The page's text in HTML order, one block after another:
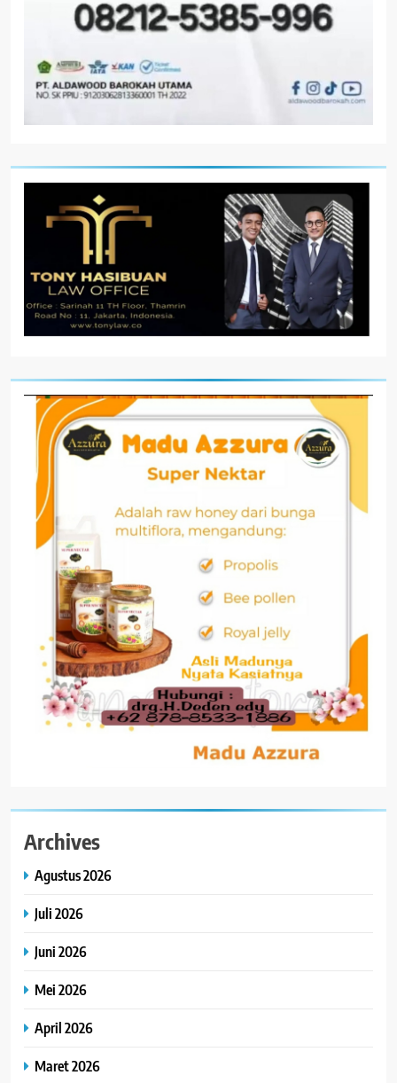
Archives
Agustus 2026
Juli 2026
Juni 2026
Mei 2026
April 2026
Maret 2026